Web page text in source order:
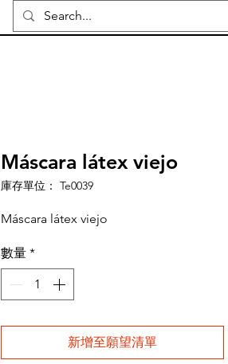
Máscara látex viejo
庫存單位： Te0039
Máscara látex viejo
數量 *
新增至願望清單